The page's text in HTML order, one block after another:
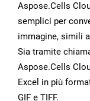
Aspose.Cells
semplici per
immagine, simili
Sia tramite
Aspose.Cells
Excel in più
GIF e TIFF.